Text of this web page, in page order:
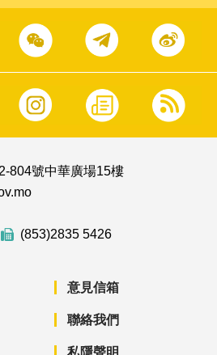
804號中華廣場15樓
(853)2835 5426
意見信箱
聯絡我們